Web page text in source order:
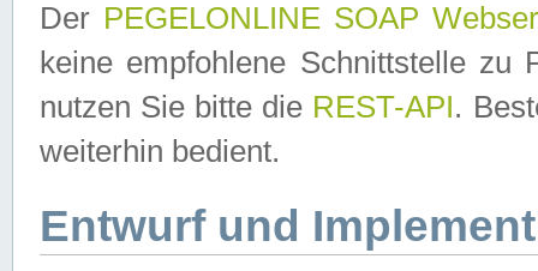
Der PEGELONLINE SOAP
keine empfohlene Schnittstelle zu
nutzen Sie bitte die REST-API.
weiterhin bedient.
Entwurf und